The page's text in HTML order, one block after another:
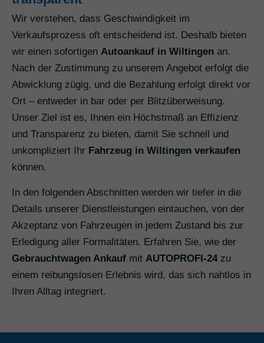
Wir verstehen, dass Geschwindigkeit im
Verkaufsprozess oft entscheidend ist. Deshalb bieten
wir einen sofortigen Autoankauf in Wiltingen an.
Nach der Zustimmung zu unserem Angebot erfolgt die
Abwicklung zügig, und die Bezahlung erfolgt direkt vor
Ort – entweder in bar oder per Blitzüberweisung.
Unser Ziel ist es, Ihnen ein Höchstmaß an Effizienz
und Transparenz zu bieten, damit Sie schnell und
unkompliziert Ihr Fahrzeug in Wiltingen verkaufen
können.
In den folgenden Abschnitten werden wir tiefer in die
Details unserer Dienstleistungen eintauchen, von der
Akzeptanz von Fahrzeugen in jedem Zustand bis zur
Erledigung aller Formalitäten. Erfahren Sie, wie der
Gebrauchtwagen Ankauf mit AUTOPROFI-24zu
einem reibungslosen Erlebnis wird, das sich nahtlos in
Ihren Alltag integriert.